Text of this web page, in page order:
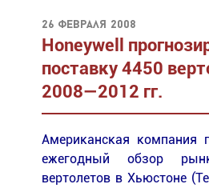
26 февраля 2008
Honeywell
поставку 4450
2008—2012 гг.
Американская компания
ежегодный обзор
вертолетов в Хьюстоне